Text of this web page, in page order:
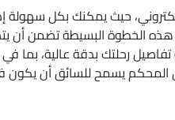
حيث يمكنك بكل
هذه الخطوة البسيطة تضمن أن
رحلتك بدقة عالية، بما
المحكم يسمح للسائق أن